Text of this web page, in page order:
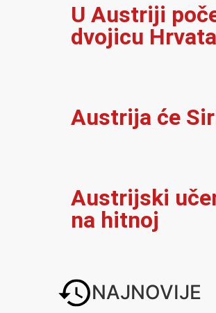
U Austriji
dvojicu Hrvata
Austrija će
Austrijski
na hitnoj
NAJNOVIJE